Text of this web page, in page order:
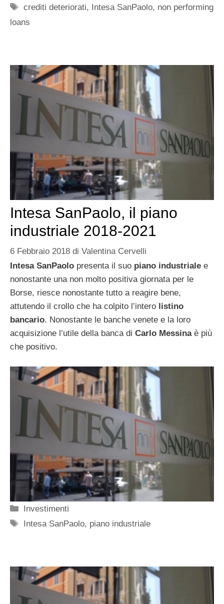
Tag
crediti deteriorati, Intesa SanPaolo, non performing
loans
Intesa SanPaolo, il piano
industriale 2018-2021
6 Febbraio 2018 di Valentina Cervelli
Intesa SanPaolo presenta il suo piano industriale e
nonostante una non molto positiva giornata per le
Borse, riesce nonostante tutto a reagire bene,
attutendo il crollo che ha colpito l’intero listino
bancario. Nonostante le banche venete e la loro
acquisizione l’utile della banca di Carlo Messinaè più
che positivo.
Categorie
Investimenti
Tag
Intesa SanPaolo, piano industriale